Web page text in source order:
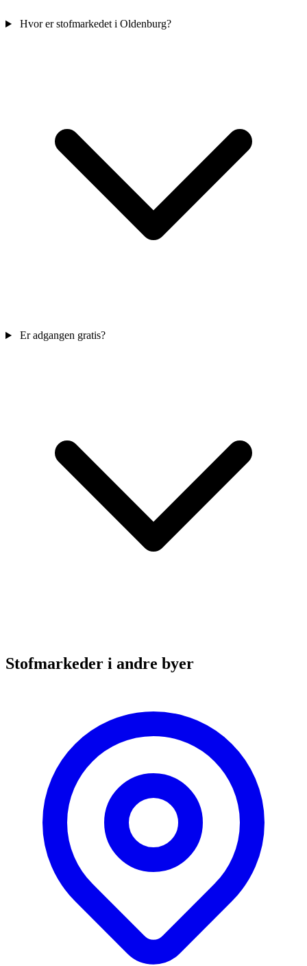
Hvor er stofmarkedet i Oldenburg?
Er adgangen gratis?
Stofmarkeder i andre byer